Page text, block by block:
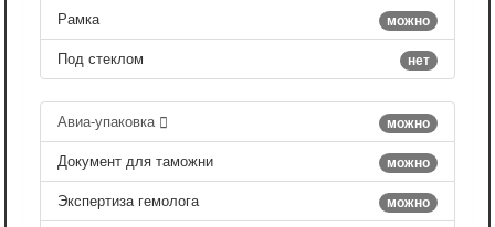
можно
Рамка
нет
Под стеклом
можно
Авиа-упаковка
можно
Документ для таможни
можно
Экспертиза гемолога